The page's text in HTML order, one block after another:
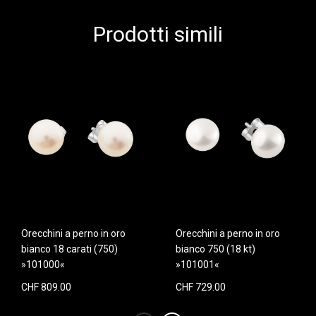
Prodotti simili
Orecchini a perno in oro
bianco 18 carati (750)
»101000«
CHF 809.00
Orecchini a perno in oro
bianco 750 (18 kt)
»101001«
CHF 729.00